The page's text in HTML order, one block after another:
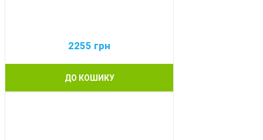
2255 грн
ДО КОШИКУ